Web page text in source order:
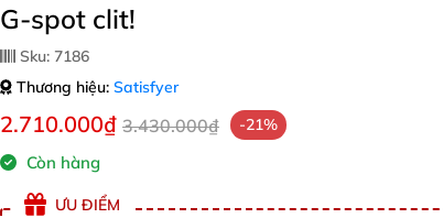
G-spot clit!
Sku: 7186
Thương hiệu: Satisfyer
2.710.000₫ 3.430.000₫ -21%
Còn hàng
ƯU ĐIỂM